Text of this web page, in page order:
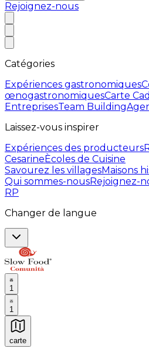
Rejoignez-nous
Catégories
Expériences gastronomiques
œnogastronomiquesCarte
EntreprisesTeam Building
Laissez-vous inspirer
Expériences des producteurs
CesarineÈcoles de Cuisine
Savourez les villagesMaisons
Qui sommes-nousRejoignez-
RP
Changer de langue
1
1
carte